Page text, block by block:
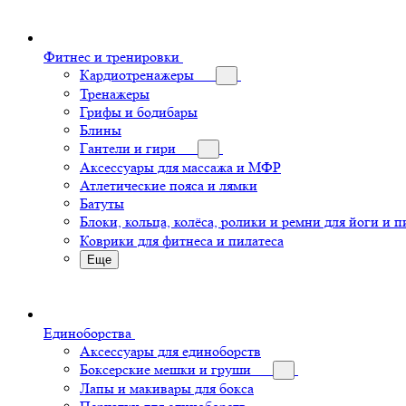
Фитнес и тренировки
Кардиотренажеры
Тренажеры
Грифы и бодибары
Блины
Гантели и гири
Аксессуары для массажа и МФР
Атлетические пояса и лямки
Батуты
Блоки, кольца, колёса, ролики и ремни для йоги и
Коврики для фитнеса и пилатеса
Еще
Единоборства
Аксессуары для единоборств
Боксерские мешки и груши
Лапы и макивары для бокса